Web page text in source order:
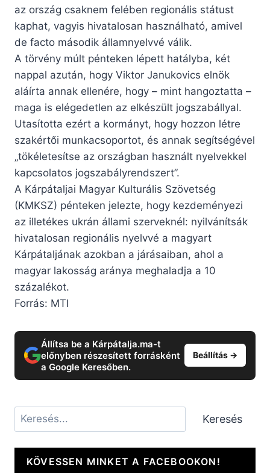
az ország csaknem felében regionális státust
kaphat, vagyis hivatalosan használható, amivel
de facto második államnyelvvé válik.
A törvény múlt pénteken lépett hatályba, két
nappal azután, hogy Viktor Janukovics elnök
aláírta annak ellenére, hogy – mint hangoztatta –
maga is elégedetlen az elkészült jogszabállyal.
Utasította ezért a kormányt, hogy hozzon létre
szakértői munkacsoportot, és annak segítségével
„tökéletesítse az országban használt nyelvekkel
kapcsolatos jogszabályrendszert”.
A Kárpátaljai Magyar Kulturális Szövetség
(KMKSZ) pénteken jelezte, hogy kezdeményezi
az illetékes ukrán állami szerveknél: nyilvánítsák
hivatalosan regionális nyelvvé a magyart
Kárpátaljának azokban a járásaiban, ahol a
magyar lakosság aránya meghaladja a 10
százalékot.
Forrás: MTI
Állítsa be a Kárpátalja.ma-t
előnyben részesített forrásként
a Google Keresőben.
Beállítás →
Keresés Keresés
KÖVESSEN MINKET A FACEBOOKON!